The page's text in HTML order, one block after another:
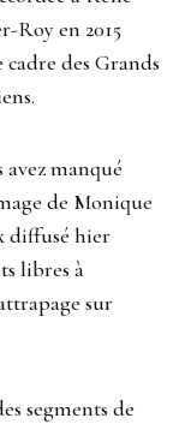
Roy en 2015
cadre des Grands
avez manqué
de Monique
diffusé hier
libres à
sur
segments de